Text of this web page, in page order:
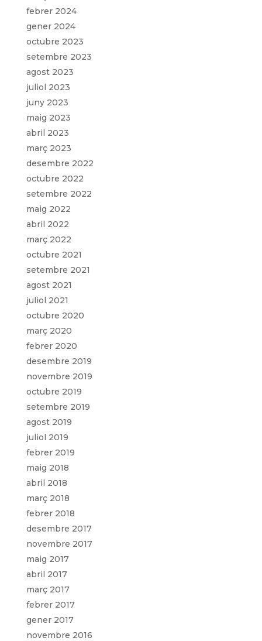
febrer 2024
gener 2024
octubre 2023
setembre 2023
agost 2023
juliol 2023
juny 2023
maig 2023
abril 2023
març 2023
desembre 2022
octubre 2022
setembre 2022
maig 2022
abril 2022
març 2022
octubre 2021
setembre 2021
agost 2021
juliol 2021
octubre 2020
març 2020
febrer 2020
desembre 2019
novembre 2019
octubre 2019
setembre 2019
agost 2019
juliol 2019
febrer 2019
maig 2018
abril 2018
març 2018
febrer 2018
desembre 2017
novembre 2017
maig 2017
abril 2017
març 2017
febrer 2017
gener 2017
novembre 2016